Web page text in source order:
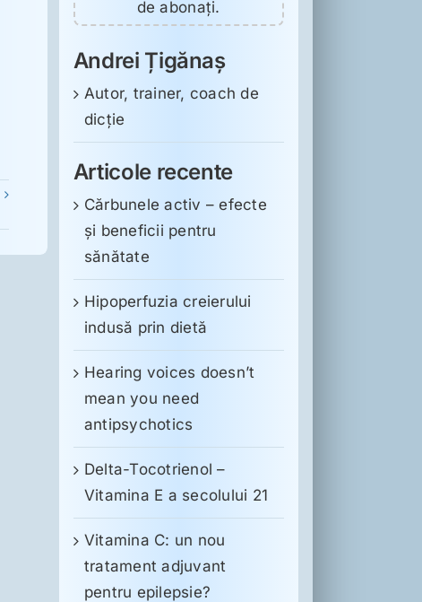
de abonați.
Andrei Țigănaș
Autor, trainer, coach de
dicție
Articole recente
Cărbunele activ – efecte
și beneficii pentru
sănătate
Hipoperfuzia creierului
indusă prin dietă
Hearing voices doesn’t
mean you need
antipsychotics
Delta-Tocotrienol –
Vitamina E a secolului 21
Vitamina C: un nou
tratament adjuvant
pentru epilepsie?